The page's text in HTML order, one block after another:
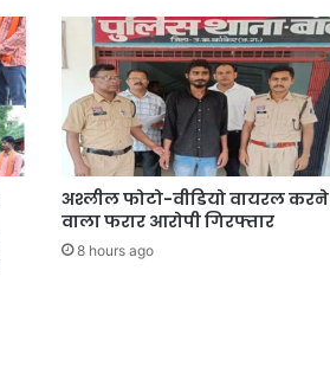
अश्लील फोटो-वीडियो वायरल करने
वाला फरार आरोपी गिरफ्तार
8 hours ago